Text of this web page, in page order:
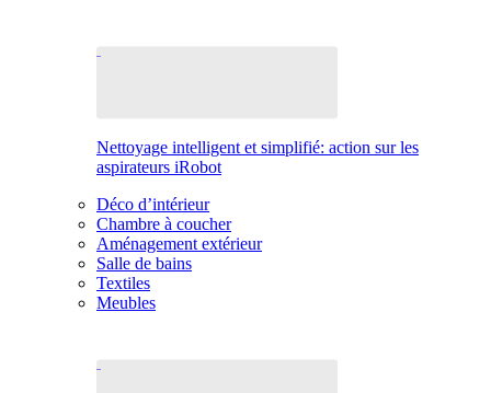
Nettoyage intelligent et simplifié: action sur les
aspirateurs iRobot
Déco d’intérieur
Chambre à coucher
Aménagement extérieur
Salle de bains
Textiles
Meubles